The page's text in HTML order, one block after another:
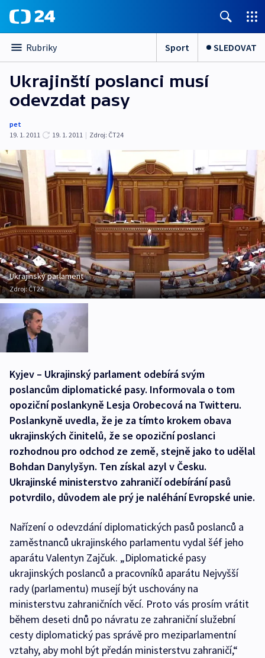
Rubriky Sport SLEDOVAT
Ukrajinští poslanci musí
odevzdat pasy
pet
19. 1. 2011
19. 1. 2011 | Zdroj: ČT24
Ukrajinský parlament
Zdroj:ČT24
Kyjev – Ukrajinský parlament odebírá svým
poslancům diplomatické pasy. Informovala o tom
opoziční poslankyně Lesja Orobecová na Twitteru.
Poslankyně uvedla, že je za tímto krokem obava
ukrajinských činitelů, že se opoziční poslanci
rozhodnou pro odchod ze země, stejně jako to udělal
Bohdan Danylyšyn. Ten získal azyl v Česku.
Ukrajinské ministerstvo zahraničí odebírání pasů
potvrdilo, důvodem ale prý je naléhání Evropské unie.
Nařízení o odevzdání diplomatických pasů poslanců a
zaměstnanců ukrajinského parlamentu vydal šéf jeho
aparátu Valentyn Zajčuk. „Diplomatické pasy
ukrajinských poslanců a pracovníků aparátu Nejvyšší
rady (parlamentu) musejí být uschovány na
ministerstvu zahraničních věcí. Proto vás prosím vrátit
během deseti dnů po návratu ze zahraniční služební
cesty diplomatický pas správě pro meziparlamentní
vztahy, aby mohl být předán ministerstvu zahraničí,“